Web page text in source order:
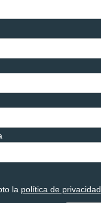
la política de privacidad